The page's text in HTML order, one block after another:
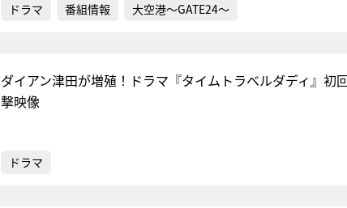
ドラマ 番組情報 大空港～GATE24～
ダイアン津田が増殖！ドラマ『タイムトラベルダディ』初
撃映像
ドラマ